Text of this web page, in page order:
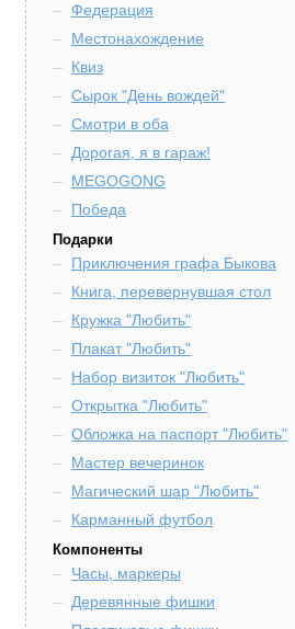
Федерация
Местонахождение
Квиз
Сырок "День вождей"
Смотри в оба
Дорогая, я в гараж!
MEGOGONG
Победа
Подарки
Приключения графа Быкова
Книга, перевернувшая стол
Кружка "Любить"
Плакат "Любить"
Набор визиток "Любить"
Открытка "Любить"
Обложка на паспорт "Любить"
Мастер вечеринок
Магический шар "Любить"
Карманный футбол
Компоненты
Часы, маркеры
Деревянные фишки